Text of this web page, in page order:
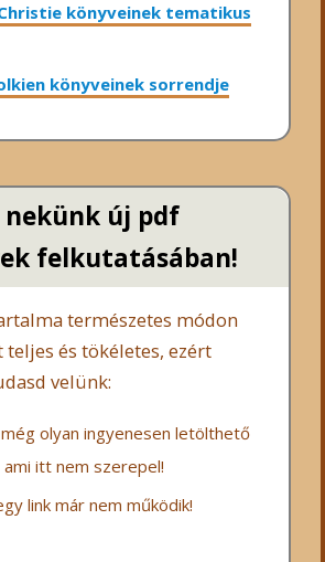
könyveinek tematikus
könyveinek sorrendje
nekünk új pdf
felkutatásában!
természetes módon
teljes és tökéletes, ezért
velünk:
olyan ingyenesen letölthető
itt nem szerepel!
link már nem működik!